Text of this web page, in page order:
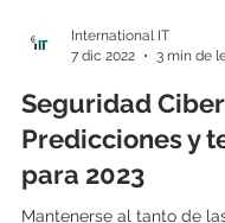
7 dic 2022
3 min de
Seguridad
Predicciones y